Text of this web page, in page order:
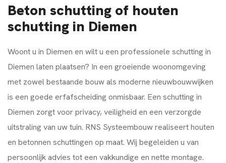
Beton schutting of houten
schutting in Diemen
Woont u in Diemen en wilt u een professionele schutting in
Diemen laten plaatsen? In een groeiende woonomgeving
met zowel bestaande bouw als moderne nieuwbouwwijken
is een goede erfafscheiding onmisbaar. Een schutting in
Diemen zorgt voor privacy, veiligheid en een verzorgde
uitstraling van uw tuin. RNS Systeembouwrealiseert houten
en betonnen schuttingen op maat. Wij begeleiden u van
persoonlijk advies tot een vakkundige en nette montage.